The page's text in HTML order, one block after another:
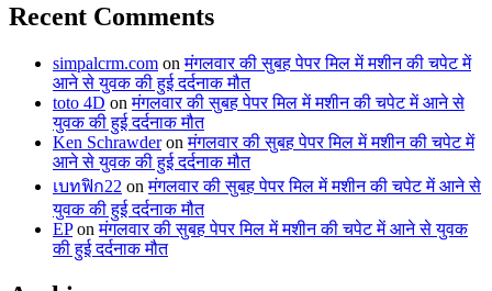
Recent Comments
simpalcrm.com onमंगलवार की सुबह पेपर मिल में मशीन की चपेट में
आने से युवक की हुई दर्दनाक मौत
toto 4D onमंगलवार की सुबह पेपर मिल में मशीन की चपेट में आने से
युवक की हुई दर्दनाक मौत
Ken Schrawderonमंगलवार की सुबह पेपर मिल में मशीन की चपेट में
आने से युवक की हुई दर्दनाक मौत
เบทฟิก22 onमंगलवार की सुबह पेपर मिल में मशीन की चपेट में आने से
युवक की हुई दर्दनाक मौत
EPonमंगलवार की सुबह पेपर मिल में मशीन की चपेट में आने से युवक
की हुई दर्दनाक मौत